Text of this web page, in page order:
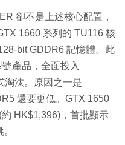
卻不是上述核心配置，
1660 系列的 TU116 核
bit GDDR6 記憶體。此
產品，全面投入
淘汰。原因之一是
還要更低。GTX 1650
HK$1,396)，首批顯示